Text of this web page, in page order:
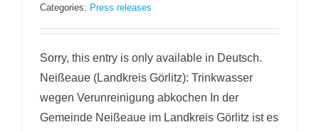
Categories: Press releases
Sorry, this entry is only available in Deutsch.
Neißeaue (Landkreis Görlitz): Trinkwasser
wegen Verunreinigung abkochen In der
Gemeinde Neißeaue im Landkreis Görlitz ist es